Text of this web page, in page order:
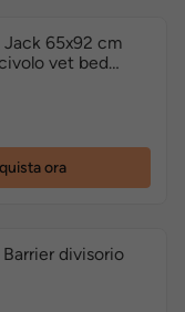
65x92 cm
vet bed
ora
divisorio